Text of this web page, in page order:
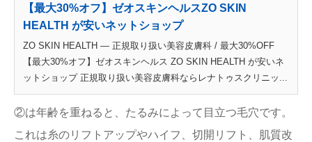
【最大30%オフ】ゼオスキンヘルスZO SKIN
HEALTH が安いネットショップ
ZO SKIN HEALTH — 正規取り扱い美容皮膚科 / 最大30%OFF
【最大30%オフ】ゼオスキンヘルス ZO SKIN HEALTH が安いネ
ットショップ 正規取り扱い美容皮膚科ならレナトゥスクリニッ...
②は年齢を重ねると、たるみによって目立つ毛穴です。
これは糸のリフトアップやハイフ、切開リフト、肌質改